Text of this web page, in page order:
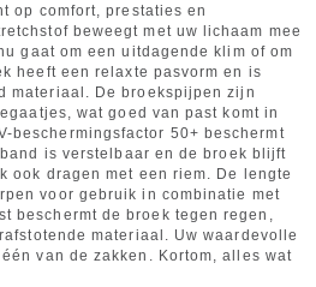
op comfort, prestaties en
beweegt met uw lichaam mee
gaat om een uitdagende klim of om
heeft een relaxte pasvorm en is
materiaal. De broekspijpen zijn
wat goed van past komt in
beschermingsfactor 50+ beschermt
is verstelbaar en de broek blijft
ook dragen met een riem. De lengte
voor gebruik in combinatie met
beschermt de broek tegen regen,
materiaal. Uw waardevolle
van de zakken. Kortom, alles wat